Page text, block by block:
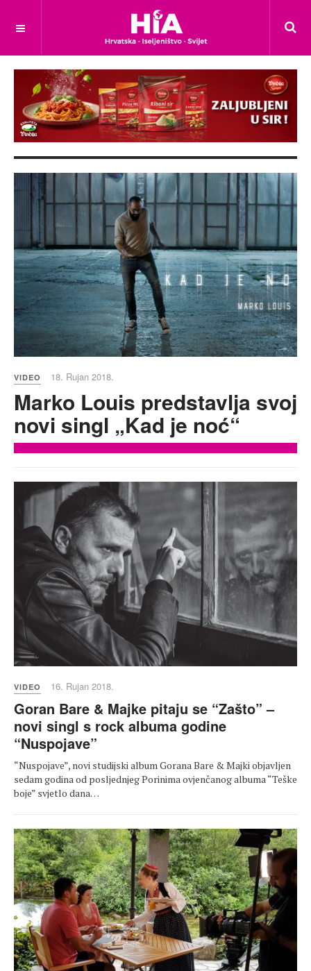
VIDEO 18. Rujan 2018.
Marko Louis predstavlja svoj
novi singl „Kad je noć“
VIDEO 16. Rujan 2018.
Goran Bare & Majke pitaju se “Zašto” –
novi singl s rock albuma godine
“Nuspojave”
“Nuspojave”, novi studijski album Gorana Bare & Majki objavljen
sedam godina od posljednjeg Porinima ovjenčanog albuma “Teške
boje” svjetlo dana…